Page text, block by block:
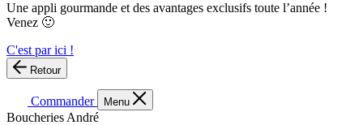
Une appli gourmande et des avantages exclusifs toute l’année !
Venez 🙂
C'est par ici !
Retour
Commander Menu
Boucheries André